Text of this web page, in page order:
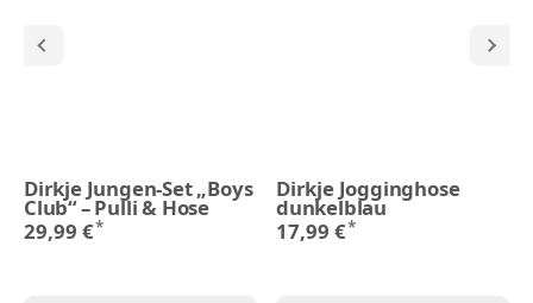
Dirkje Jungen-Set „Boys
Club“ – Pulli & Hose
29,99 €*
Dirkje Jogginghose
dunkelblau
17,99 €*